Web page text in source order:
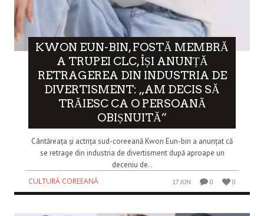
KWON EUN-BIN, FOSTĂ MEMBRĂ
A TRUPEI CLC, ÎȘI ANUNȚĂ
RETRAGEREA DIN INDUSTRIA DE
DIVERTISMENT: „AM DECIS SĂ
TRĂIESC CA O PERSOANĂ
OBIȘNUITĂ”
Cântăreața și actrița sud-coreeană Kwon Eun-bin a anunțat că
se retrage din industria de divertisment după aproape un
deceniu de..
CULTURĂ COREEANĂ
17 JUN 0 0